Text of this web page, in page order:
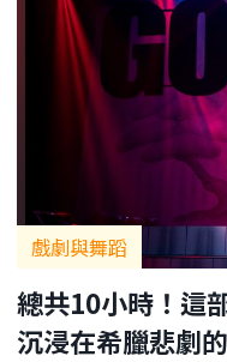
戲劇與舞蹈
總共10小時！這
沉浸在希臘悲劇的